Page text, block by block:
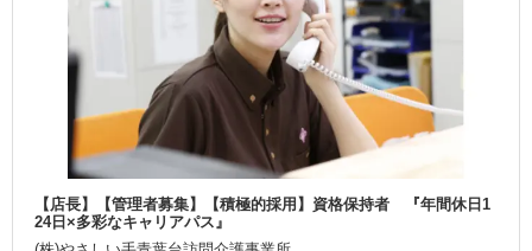
【店長】【管理者募集】【積極的採用】資格保持者 『年間休日1
24日×多彩なキャリアパス』